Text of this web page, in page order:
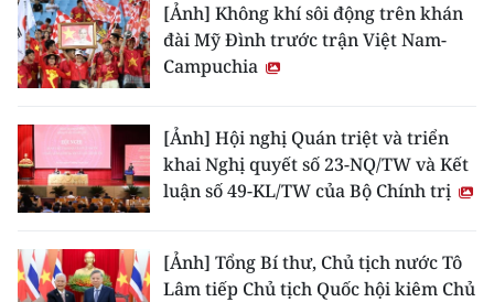
[Ảnh] Không khí sôi động trên khán
đài Mỹ Đình trước trận Việt Nam-
Campuchia
[Ảnh] Hội nghị Quán triệt và triển
khai Nghị quyết số 23-NQ/TW và Kết
luận số 49-KL/TW của Bộ Chính trị
[Ảnh] Tổng Bí thư, Chủ tịch nước Tô
Lâm tiếp Chủ tịch Quốc hội kiêm Chủ